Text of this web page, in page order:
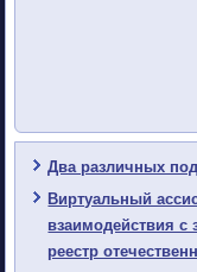
Два различных
Виртуальный
взаимодействия с
реестр